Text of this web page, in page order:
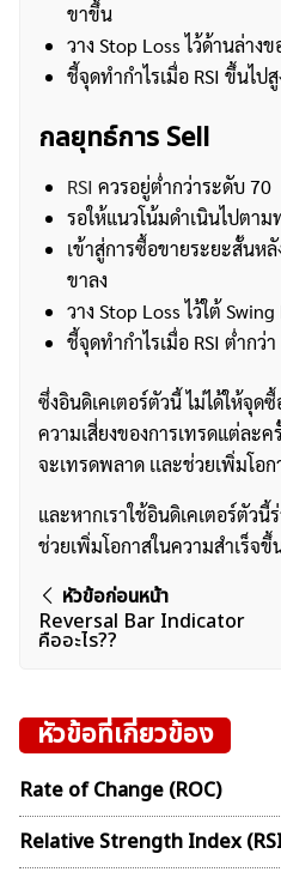
ค้นหา
ขาขึ้น
วาง Stop Loss ไว้ด้านล่าง
ชี้จุดทำกำไรเมื่อ RSI ขึ้นไป
กลยุทธ์การ Sell
RSI ควรอยู่ต่ำกว่าระดับ 70
รอให้แนวโน้มดำเนินไปตา
เข้าสู่การซื้อขายระยะสั้นห
ขาลง
วาง Stop Loss ไว้ใต้
ชี้จุดทำกำไรเมื่อ RSI ต่ำกว่
ซึ่งอินดิเคเตอร์ตัวนี้ ไม่ได้ให้จุ
ความเสี่ยงของการเทรดแต่ละค
จะเทรดพลาด เเละช่วยเพิ่มโอก
และหากเราใช้อินดิเคเตอร์ตัว
ช่วยเพิ่มโอกาสในความสำเร็จขึ้
แนะแนว
เรื่อง
หัวข้อก่อนหน้า
Reversal Bar Indicator
คืออะไร??
หัวข้อที่เกี่ยวข้อง
Rate of Change (ROC)
Relative Strength Index